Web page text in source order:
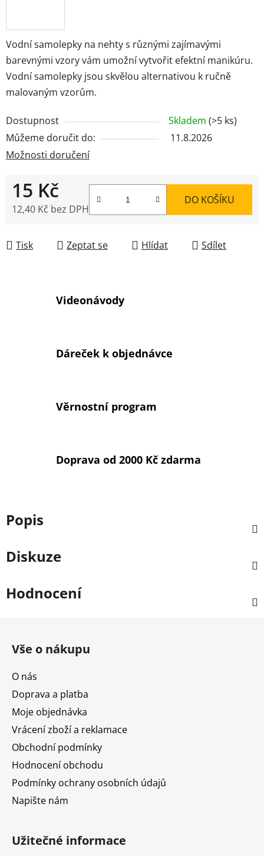
Vodní samolepky na nehty s různými zajímavými
barevnými vzory vám umožní vytvořit efektní manikúru.
Vodní samolepky jsou skvělou alternativou k ručně
malovaným vzorům.
Dostupnost Skladem (>5 ks)
Můžeme doručit do:
11.8.2026
Možnosti doručení
15 Kč
12,40 Kč bez DPH
DO KOŠÍKU
Tisk Zeptat se Hlídat Sdílet
Videonávody
Dáreček k objednávce
Věrnostní program
Doprava od 2000 Kč zdarma
Popis
Diskuze
Hodnocení
Vše o nákupu
O nás
Doprava a platba
Moje objednávka
Vrácení zboží a reklamace
Obchodní podmínky
Hodnocení obchodu
Podmínky ochrany osobních údajů
Napište nám
Užitečné informace